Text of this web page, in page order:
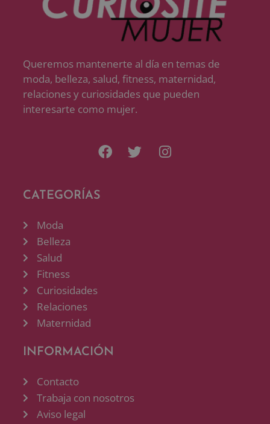
Queremos mantenerte al día en temas de
moda, belleza, salud, fitness, maternidad,
relaciones y curiosidades que pueden
interesarte como mujer.
CATEGORÍAS
Moda
Belleza
Salud
Fitness
Curiosidades
Relaciones
Maternidad
INFORMACIÓN
Contacto
Trabaja con nosotros
Aviso legal